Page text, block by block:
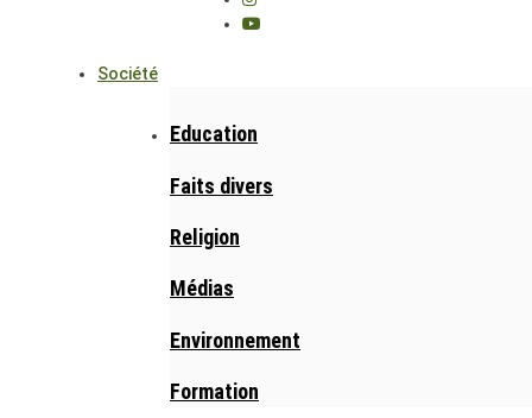
Société
Education
Faits divers
Religion
Médias
Environnement
Formation